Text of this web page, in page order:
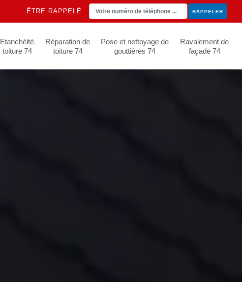
ÊTRE RAPPELÉ
Etanchéité
toiture 74
Réparation de
toiture 74
Pose et nettoyage de
gouttières 74
Ravalement de
façade 74